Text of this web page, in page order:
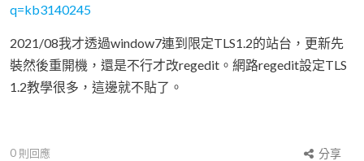
q=kb3140245
2021/08我才透過window7連到限定TLS1.2的站台，更新先
裝然後重開機，還是不行才改regedit。網路regedit設定TLS
1.2教學很多，這邊就不貼了。
0 則回應
分享